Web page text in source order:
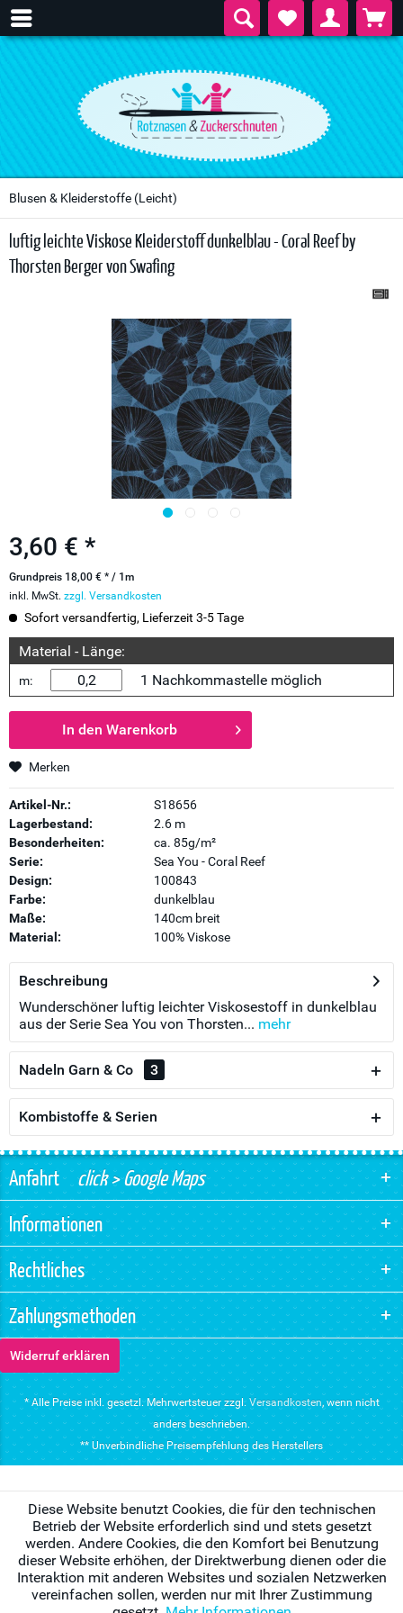
Blusen & Kleiderstoffe (leicht)
luftig leichte Viskose Kleiderstoff dunkelblau - Coral Reef by
Thorsten Berger von Swafing
3,60 € *
Grundpreis 18,00 € * / 1m
inkl. MwSt. zzgl. Versandkosten
Sofort versandfertig, Lieferzeit 3-5 Tage
Material - Länge:
m: 1 Nachkommastelle möglich
In den Warenkorb
Merken
Artikel-Nr.:
S18656
Lagerbestand:
2.6 m
Besonderheiten:
ca. 85g/m²
Serie:
Sea You - Coral Reef
Design:
100843
Farbe:
dunkelblau
Maße:
140cm breit
Material:
100% Viskose
Beschreibung
Wunderschöner luftig leichter Viskosestoff in dunkelblau
aus der Serie Sea You von Thorsten... mehr
Nadeln Garn & Co 3
Kombistoffe & Serien
Anfahrtclick > Google Maps
Informationen
Rechtliches
Zahlungsmethoden
Widerruf erklären
* Alle Preise inkl. gesetzl. Mehrwertsteuer zzgl. Versandkosten, wenn nicht
anders beschrieben.
** Unverbindliche Preisempfehlung des Herstellers
Diese Website benutzt Cookies, die für den technischen
Betrieb der Website erforderlich sind und stets gesetzt
werden. Andere Cookies, die den Komfort bei Benutzung
dieser Website erhöhen, der Direktwerbung dienen oder die
Interaktion mit anderen Websites und sozialen Netzwerken
vereinfachen sollen, werden nur mit Ihrer Zustimmung